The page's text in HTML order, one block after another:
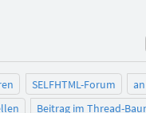
SELFHTML-Forum
Beitrag im Thread-